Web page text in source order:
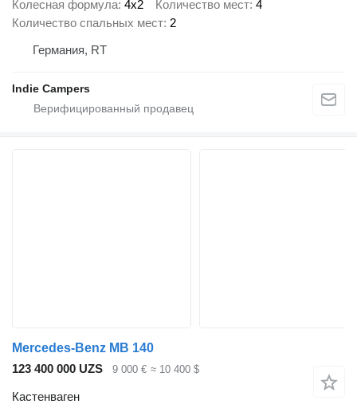
Колесная формула 4x2 Количество мест 4
Количество спальных мест 2
Германия, RT
Indie Campers
Mercedes-Benz MB 140
123 400 000 UZS
9 000 € ≈ 10 400 $
Кастенваген